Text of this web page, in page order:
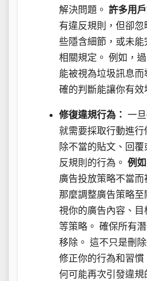
解決問題。 許多用戶
有違反規則，但卻
些隱含細節，或未
相關規定。 例如，
能被視為垃圾訊息
確的判斷能讓你有效
修復違規行為： 一
就需要採取行動進行
除不當的貼文、回
反規則的行為。 例如
廣告投放策略不當而
那麼調整廣告策略至
視你的廣告內容、目
等策略。 確保所有
移除。 這不只是刪
修正你的行為和習
何可能再次引發違